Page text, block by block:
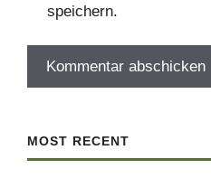
speichern.
MOST RECENT